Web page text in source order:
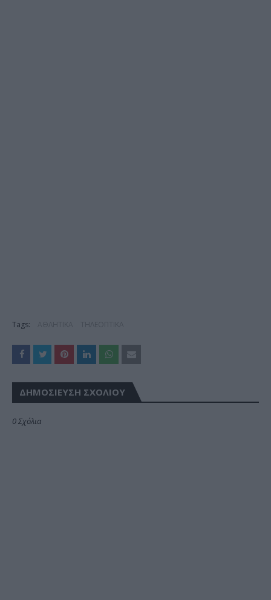
Tags:
ΔΗΜΟΣΊΕΥΣΗ ΣΧΟΛΊΟΥ
0 Σχόλια